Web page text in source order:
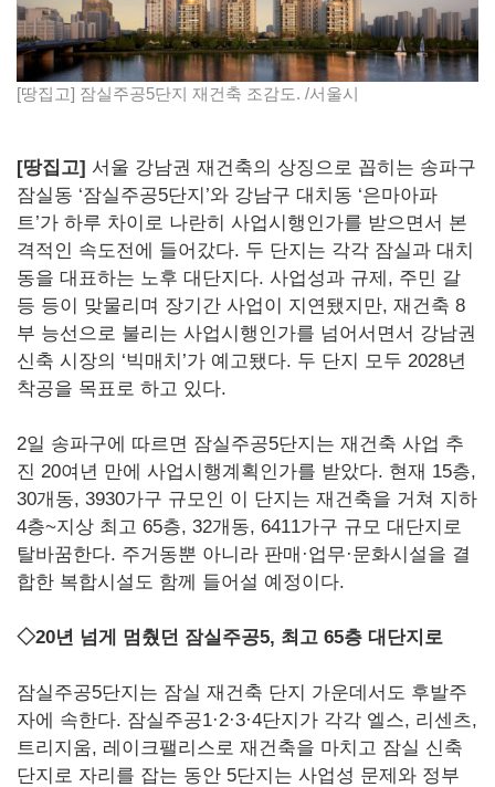
[땅집고] 잠실주공5단지 재건축 조감도. /서울시
[땅집고] 서울 강남권 재건축의 상징으로 꼽히는 송파구
잠실동 ‘잠실주공5단지’와 강남구 대치동 ‘은마아파
트’가 하루 차이로 나란히 사업시행인가를 받으면서 본
격적인 속도전에 들어갔다. 두 단지는 각각 잠실과 대치
동을 대표하는 노후 대단지다. 사업성과 규제, 주민 갈
등 등이 맞물리며 장기간 사업이 지연됐지만, 재건축 8
부 능선으로 불리는 사업시행인가를 넘어서면서 강남권
신축 시장의 ‘빅매치’가 예고됐다. 두 단지 모두 2028년
착공을 목표로 하고 있다.
2일 송파구에 따르면 잠실주공5단지는 재건축 사업 추
진 20여년 만에 사업시행계획인가를 받았다. 현재 15층,
30개동, 3930가구 규모인 이 단지는 재건축을 거쳐 지하
4층~지상 최고 65층, 32개동, 6411가구 규모 대단지로
탈바꿈한다. 주거동뿐 아니라 판매·업무·문화시설을 결
합한 복합시설도 함께 들어설 예정이다.
◇20년 넘게 멈췄던 잠실주공5, 최고 65층 대단지로
잠실주공5단지는 잠실 재건축 단지 가운데서도 후발주
자에 속한다. 잠실주공1·2·3·4단지가 각각 엘스, 리센츠,
트리지움, 레이크팰리스로 재건축을 마치고 잠실 신축
단지로 자리를 잡는 동안 5단지는 사업성 문제와 정부